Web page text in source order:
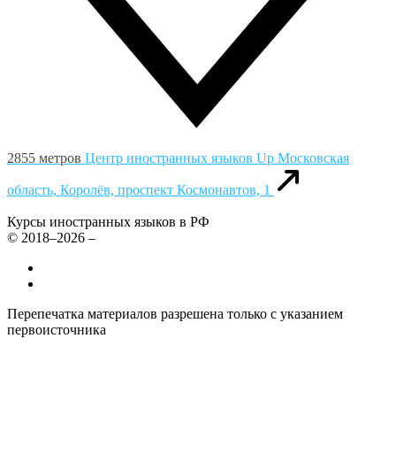
2855 метров Центр иностранных языков Up Московская
область, Королёв, проспект Космонавтов, 1
Курсы иностранных языков в РФ
© 2018–2026 –
Перепечатка материалов разрешена только с указанием
первоисточника